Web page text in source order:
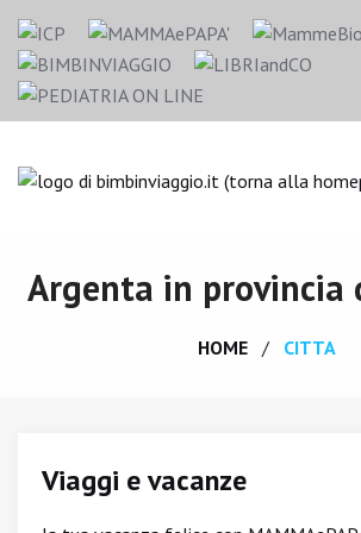
Argenta in provincia
HOME CITTA
Viaggi e vacanze